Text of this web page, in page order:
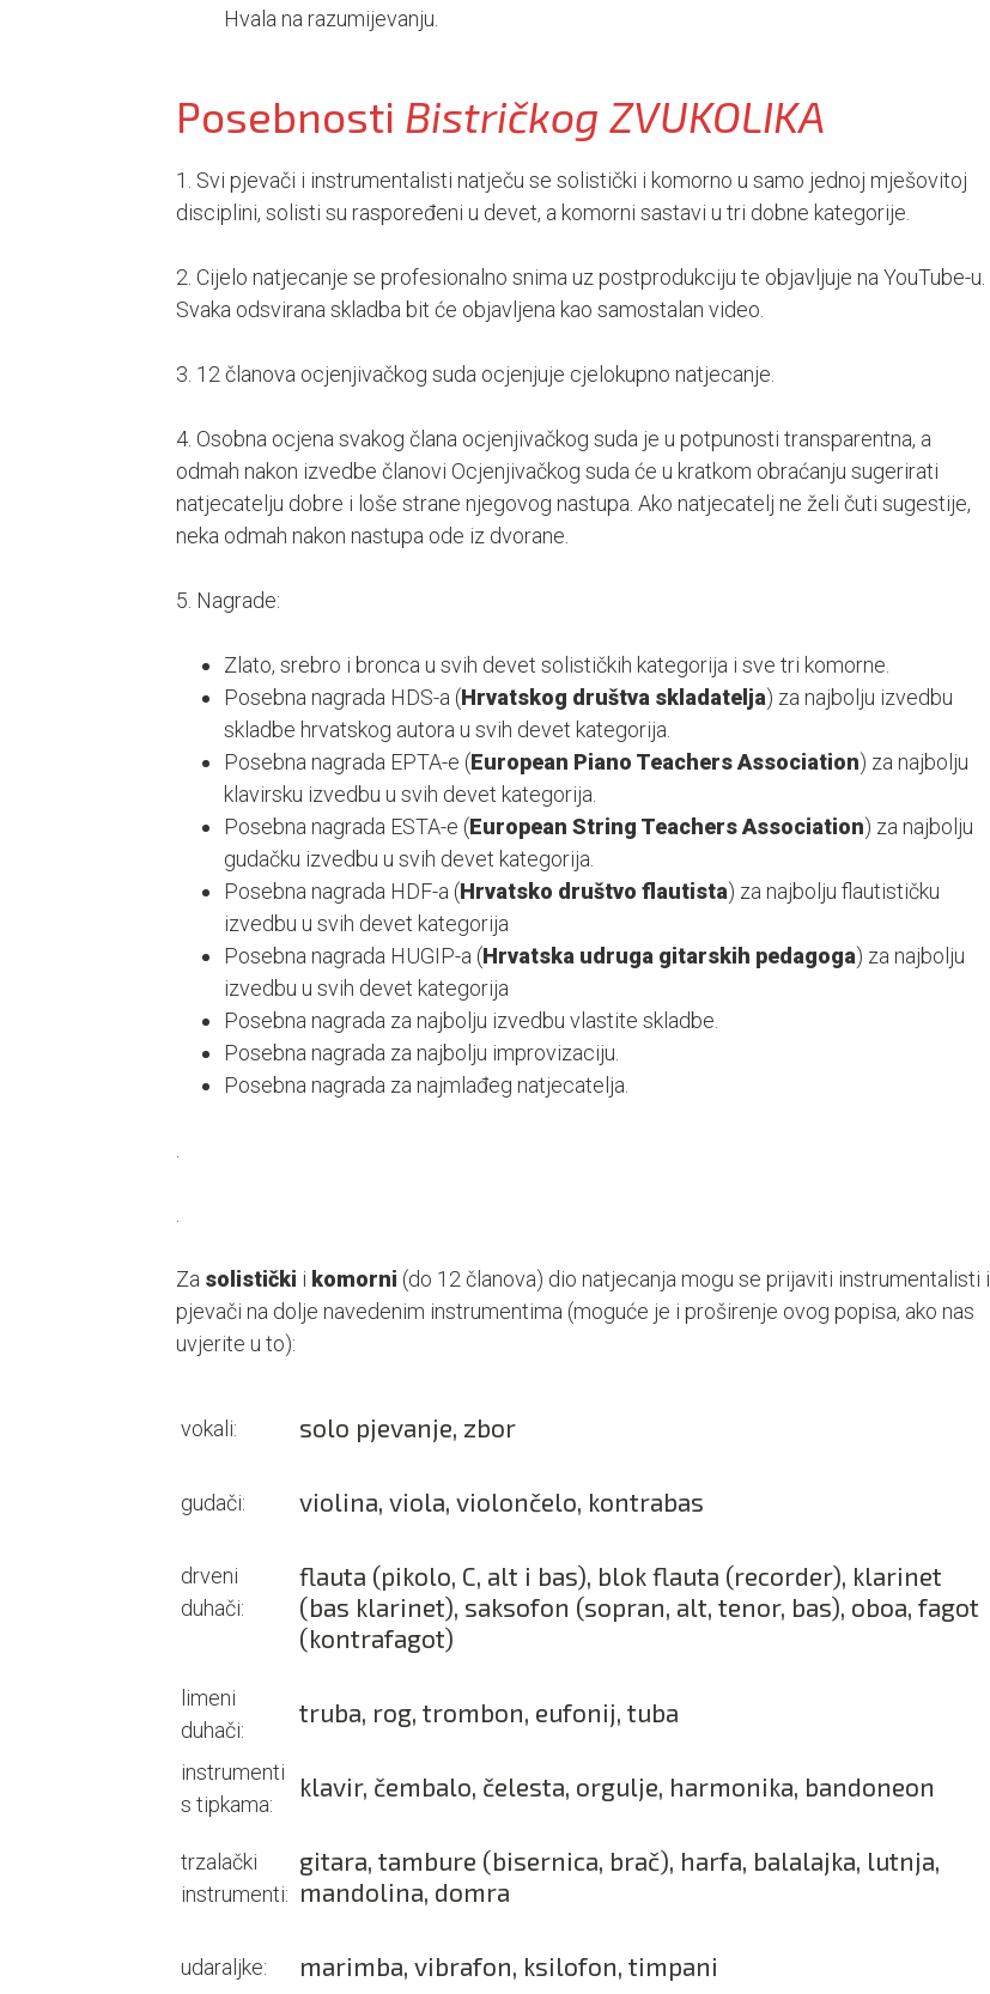
Hvala na razumijevanju.
Posebnosti Bistričkog ZVUKOLIKA
1. Svi pjevači i instrumentalisti natječu se solistički i komorno u samo jednoj mješovitoj
disciplini, solisti su raspoređeni u devet, a komorni sastavi u tri dobne kategorije.
2. Cijelo natjecanje se profesionalno snima uz postprodukciju te objavljuje na YouTube-u.
Svaka odsvirana skladba bit će objavljena kao samostalan video.
3. 12 članova ocjenjivačkog suda ocjenjuje cjelokupno natjecanje.
4. Osobna ocjena svakog člana ocjenjivačkog suda je u potpunosti transparentna, a
odmah nakon izvedbe članovi Ocjenjivačkog suda će u kratkom obraćanju sugerirati
natjecatelju dobre i loše strane njegovog nastupa. Ako natjecatelj ne želi čuti sugestije,
neka odmah nakon nastupa ode iz dvorane.
5. Nagrade:
Zlato, srebro i bronca u svih devet solističkih kategorija i sve tri komorne.
Posebna nagrada HDS-a (Hrvatskog društva skladatelja) za najbolju izvedbu
skladbe hrvatskog autora u svih devet kategorija.
Posebna nagrada EPTA-e (European Piano Teachers Association) za najbolju
klavirsku izvedbu u svih devet kategorija.
Posebna nagrada ESTA-e (European String Teachers Association) za najbolju
gudačku izvedbu u svih devet kategorija.
Posebna nagrada HDF-a (Hrvatsko društvo flautista) za najbolju flautističku
izvedbu u svih devet kategorija
Posebna nagrada HUGIP-a (Hrvatska udruga gitarskih pedagoga) za najbolju
izvedbu u svih devet kategorija
Posebna nagrada za najbolju izvedbu vlastite skladbe.
Posebna nagrada za najbolju improvizaciju.
Posebna nagrada za najmlađeg natjecatelja.
Za solistički i komorni (do 12 članova) dio natjecanja mogu se prijaviti instrumentalisti i
pjevači na dolje navedenim instrumentima (moguće je i proširenje ovog popisa, ako nas
uvjerite u to):
vokali: solo pjevanje, zbor
gudači: violina, viola, violončelo, kontrabas
drveni
duhači:
flauta (pikolo, C, alt i bas), blok flauta (recorder), klarinet
(bas klarinet), saksofon (sopran, alt, tenor, bas), oboa, fagot
(kontrafagot)
limeni
duhači:
truba, rog, trombon, eufonij, tuba
instrumenti
s tipkama:
klavir, čembalo, čelesta, orgulje, harmonika, bandoneon
trzalački
instrumenti:
gitara, tambure (bisernica, brač), harfa, balalajka, lutnja,
mandolina, domra
udaraljke: marimba, vibrafon, ksilofon, timpani